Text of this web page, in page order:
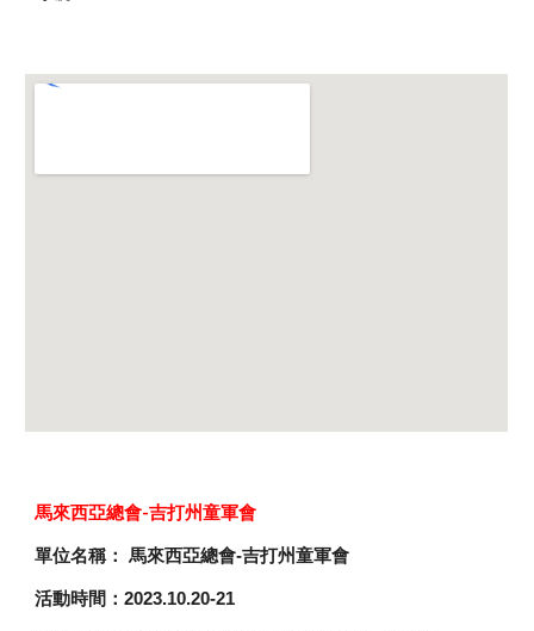
馬來西亞總會-吉打州童軍會
單位名稱： 馬來西亞總會-吉打州童軍會
活動時間：2023.10.20-21